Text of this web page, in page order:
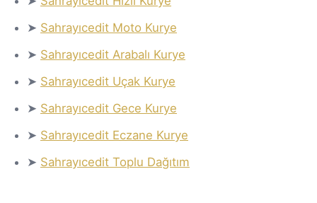
➤ Sahrayıcedit Moto Kurye
➤ Sahrayıcedit Arabalı Kurye
➤ Sahrayıcedit Uçak Kurye
➤ Sahrayıcedit Gece Kurye
➤ Sahrayıcedit Eczane Kurye
➤ Sahrayıcedit Toplu Dağıtım